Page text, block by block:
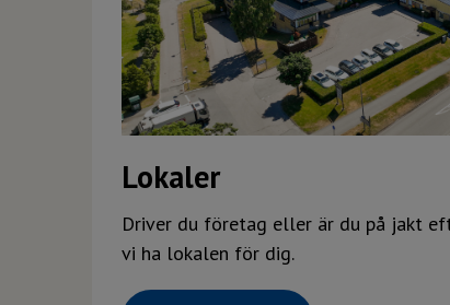
Lokaler
Driver du företag eller är du på jakt
vi ha lokalen för dig.